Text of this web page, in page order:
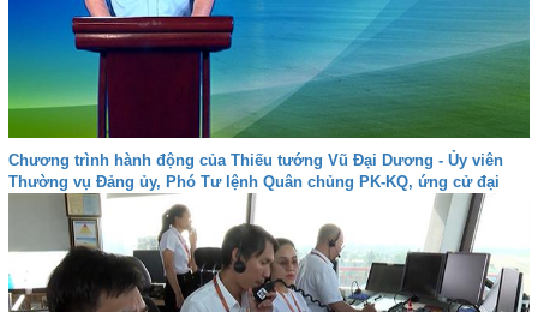
Chương trình hành động của Thiếu tướng Vũ Đại Dương - Ủy viên
Thường vụ Đảng ủy, Phó Tư lệnh Quân chủng PK-KQ, ứng cử đại
biểu Quốc hội khóa XVI tại Khánh Hòa - Đơn vị bầu cử số 4